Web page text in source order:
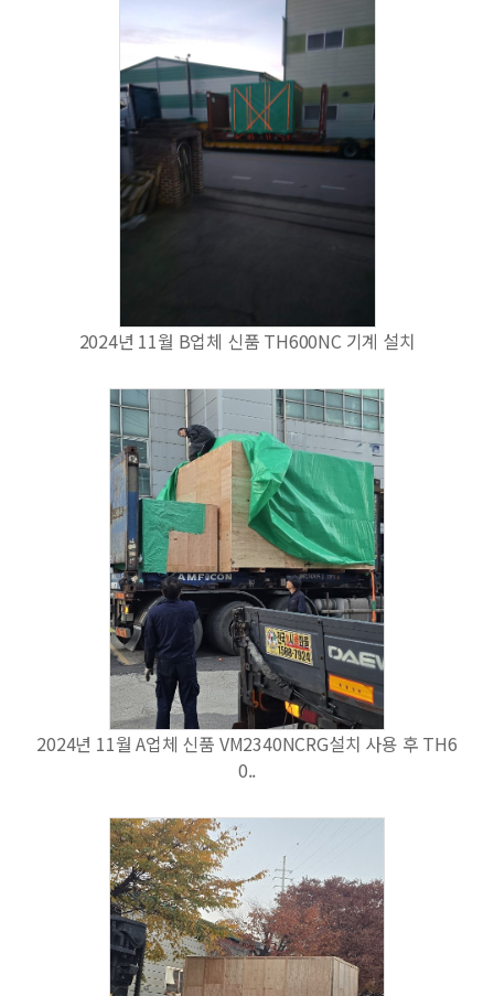
2024년 11월 B업체 신품 TH600NC 기계 설치
2024년 11월 A업체 신품 VM2340NCRG설치 사용 후 TH6
0..